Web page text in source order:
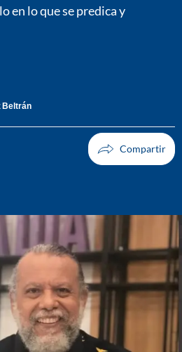
en lo que se predica y
Beltrán